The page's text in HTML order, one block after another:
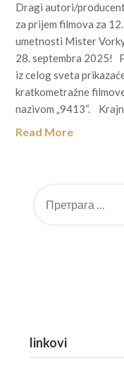
Dragi autori/
za prijem filmova za
umetnosti Mister
28. septembra 2025!
iz celog sveta
kratkometražne
nazivom „9413“.
Read More
linkovi